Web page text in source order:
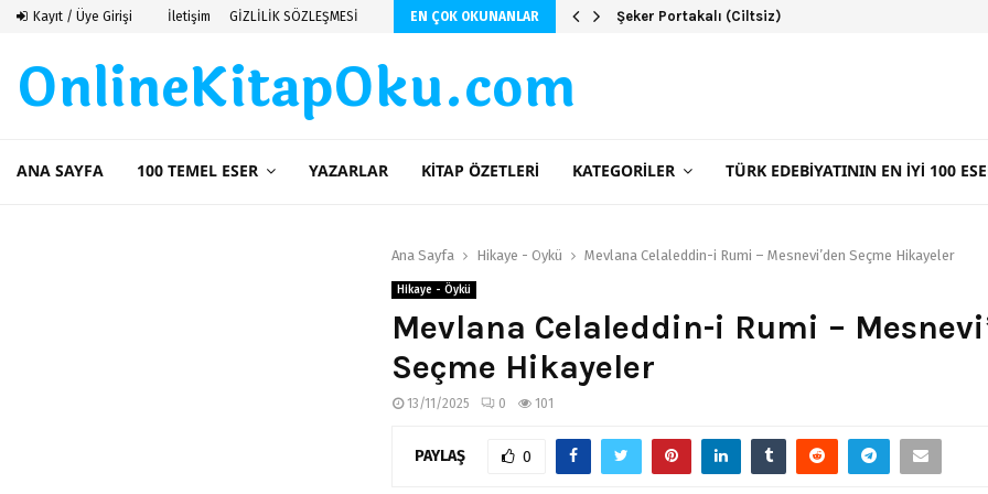
Kayıt / Üye Girişi İletişim GİZLİLİK SÖZLEŞMESİ EN ÇOK OKUNANLAR
Saint Exupery Şeker Portakalı (Ciltsiz)
OnlineKitapOku.com
ANA SAYFA 100 TEMEL ESER YAZARLAR KITAP ÖZETLERI KATEGORILER TÜRK EDEBIYATININ EN İYI 100
Ana Sayfa Hikaye - Öykü Mevlana Celaleddin-i Rumi – Mesnevi’den Seçme Hikayeler
Hikaye - Öykü
Mevlana Celaleddin-i Rumi –
Seçme Hikayeler
13/11/2025 0 101
PAYLAŞ 0